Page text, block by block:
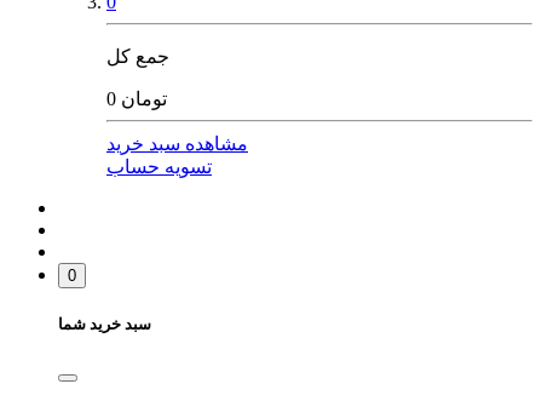
جمع کل
0 تومان
مشاهده سبد خرید
تسویه حساب
0
سبد خرید شما